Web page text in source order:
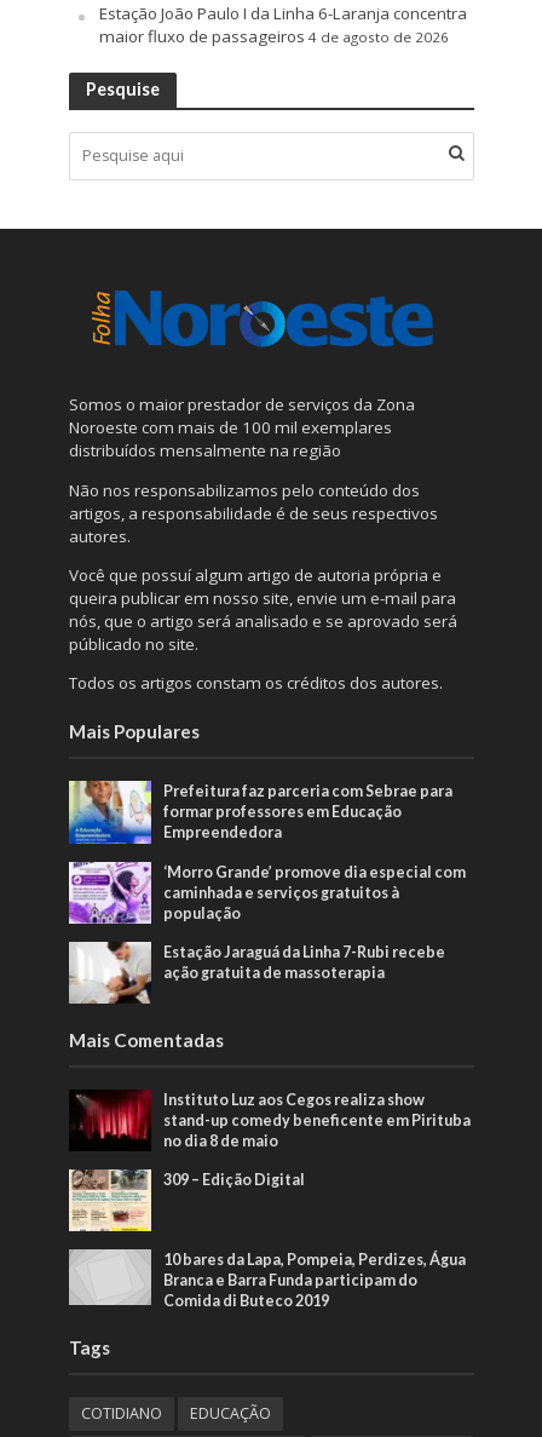
Estação João Paulo I da Linha 6-Laranja concentra
maior fluxo de passageiros 4 de agosto de 2026
Pesquise
Somos o maior prestador de serviços da Zona
Noroeste com mais de 100 mil exemplares
distribuídos mensalmente na região
Não nos responsabilizamos pelo conteúdo dos
artigos, a responsabilidade é de seus respectivos
autores.
Você que possuí algum artigo de autoria própria e
queira publicar em nosso site, envie um e-mail para
nós, que o artigo será analisado e se aprovado será
públicado no site.
Todos os artigos constam os créditos dos autores.
Mais Populares
Prefeitura faz parceria com Sebrae para
formar professores em Educação
Empreendedora
‘Morro Grande’ promove dia especial com
caminhada e serviços gratuitos à
população
Estação Jaraguá da Linha 7-Rubi recebe
ação gratuita de massoterapia
Mais Comentadas
Instituto Luz aos Cegos realiza show
stand-up comedy beneficente em Pirituba
no dia 8 de maio
309 – Edição Digital
10 bares da Lapa, Pompeia, Perdizes, Água
Branca e Barra Funda participam do
Comida di Buteco 2019
Tags
COTIDIANO EDUCAÇÃO